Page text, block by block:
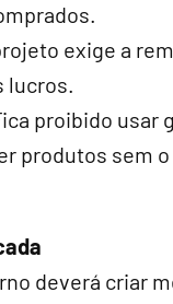
exige a
lucros.
proibido usar
produtos sem
deverá criar